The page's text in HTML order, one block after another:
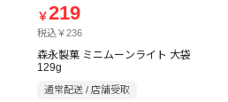
￥219
税込￥236
森永製菓 ミニムーンライト 大袋
129g
通常配送 / 店舗受取